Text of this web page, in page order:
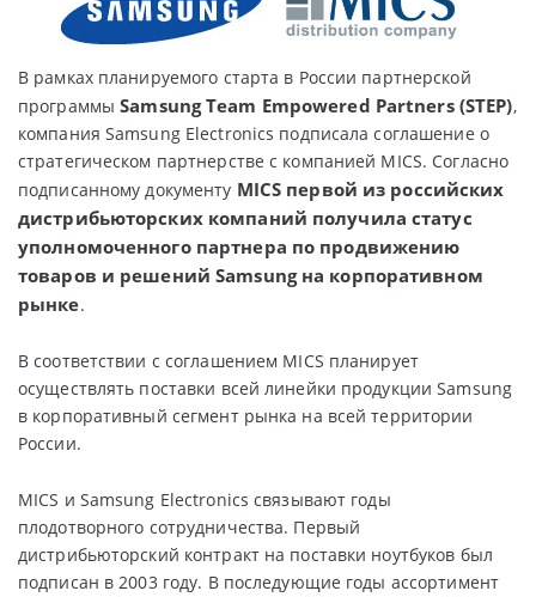
В рамках планируемого старта в России партнерской
программыSamsung Team Empowered Partners (STEP),
компания Samsung Electronics подписала соглашение о
стратегическом партнерстве с компанией MICS. Согласно
подписанному документу MICS первой из российских
дистрибьюторских компаний получила статус
уполномоченного партнера по продвижению
товаров и решений Samsung на корпоративном
рынке.
В соответствии с соглашением MICS планирует
осуществлять поставки всей линейки продукции Samsung
в корпоративный сегмент рынка на всей территории
России.
MICS и Samsung Electronics связывают годы
плодотворного сотрудничества. Первый
дистрибьюторский контракт на поставки ноутбуков был
подписан в 2003 году. В последующие годы ассортимент